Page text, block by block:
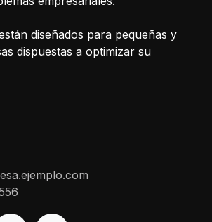
diseñados para pequeñas y
dispuestas a optimizar su